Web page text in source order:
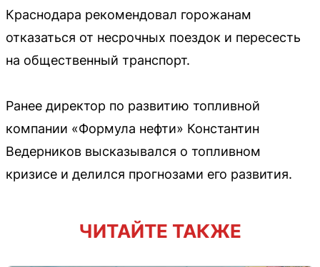
Краснодара рекомендовал горожанам
отказаться от несрочных поездок и пересесть
на общественный транспорт.
Ранее директор по развитию топливной
компании «Формула нефти» Константин
Ведерников высказывался о топливном
кризисе и делился прогнозами его развития.
ЧИТАЙТЕ ТАКЖЕ